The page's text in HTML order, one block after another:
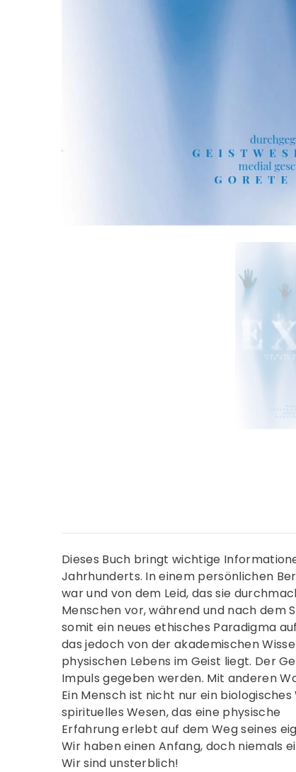
Dieses Buch bringt wichtige
Jahrhunderts. In einem persönlichen
war und von dem Leid, das sie
Menschen vor, während und nach dem
somit ein neues ethisches Paradigma
das jedoch von der akademischen
physischen Lebens im Geist liegt. Der
Impuls gegeben werden. Mit anderen
Ein Mensch ist nicht nur ein
spirituelles Wesen, das eine physische
Erfahrung erlebt auf dem Weg seines
Wir haben einen Anfang, doch niemals
Wir sind unsterblich!